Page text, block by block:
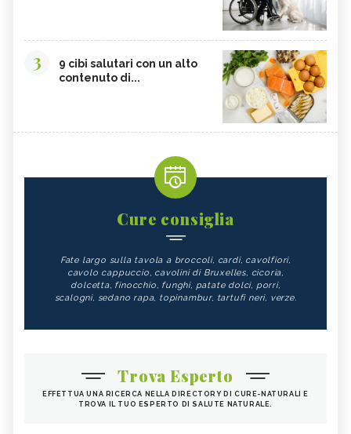
3
9 cibi salutari con un alto
contenuto di...
Cure consiglia
Fate largo sulla tavola a broccoli, cardi, cavolfiori,
cavolo cappuccio, cavolini di Bruxelles, cicoria,
dolcetta, finocchio, funghi, patate dolci, porri,
scalogni, sedano rapa, topinambur, tartufi neri, verze.
Trova Esperto
EFFETTUA UNA RICERCA NELLA DIRECTORY DI CURE-NATURALI E
TROVA IL TUO ESPERTO DI SALUTE NATURALE.